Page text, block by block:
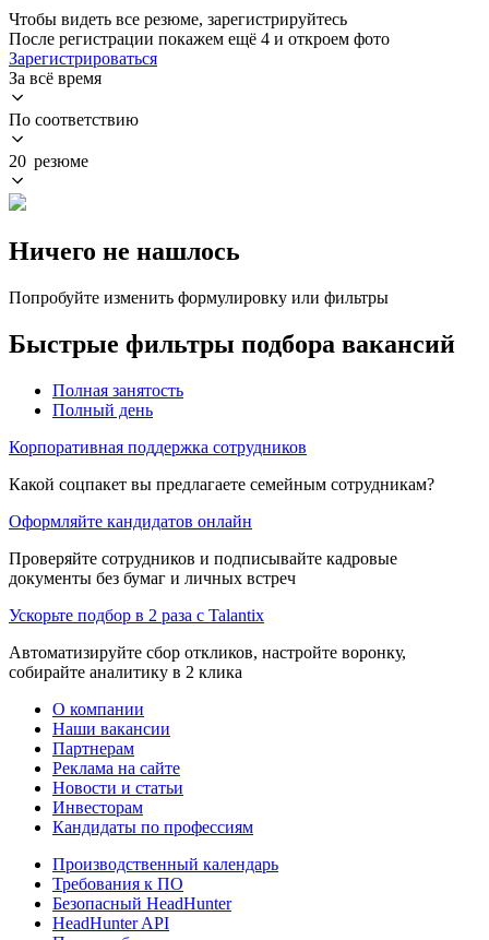
Чтобы видеть все резюме, зарегистрируйтесь
После регистрации покажем ещё 4 и откроем фото
Зарегистрироваться
За всё время
По соответствию
20 резюме
Ничего не нашлось
Попробуйте изменить формулировку или фильтры
Быстрые фильтры подбора вакансий
Полная занятость
Полный день
Корпоративная поддержка сотрудников
Какой соцпакет вы предлагаете семейным сотрудникам?
Оформляйте кандидатов онлайн
Проверяйте сотрудников и подписывайте кадровые
документы без бумаг и личных встреч
Ускорьте подбор в 2 раза с Talantix
Автоматизируйте сбор откликов, настройте воронку,
собирайте аналитику в 2 клика
О компании
Наши вакансии
Партнерам
Реклама на сайте
Новости и статьи
Инвесторам
Кандидаты по профессиям
Производственный календарь
Требования к ПО
Безопасный HeadHunter
HeadHunter API